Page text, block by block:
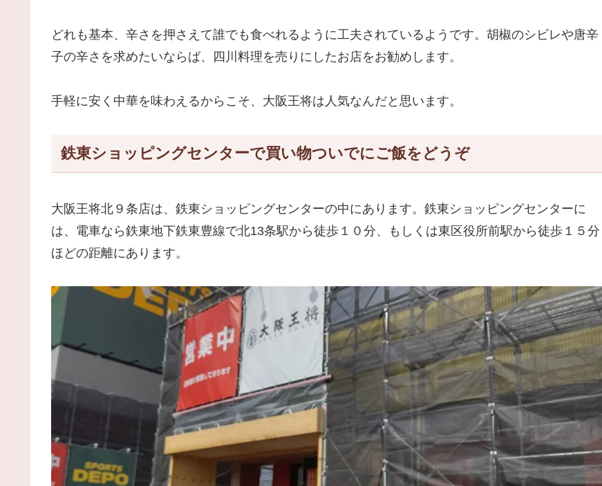
どれも基本、辛さを押さえて誰でも食べれるように工夫されているようです。胡椒のシビレや唐辛
子の辛さを求めたいならば、四川料理を売りにしたお店をお勧めします。
手軽に安く中華を味わえるからこそ、大阪王将は人気なんだと思います。
鉄東ショッピングセンターで買い物ついでにご飯をどうぞ
大阪王将北９条店は、鉄東ショッピングセンターの中にあります。鉄東ショッピングセンターに
は、電車なら鉄東地下鉄東豊線で北13条駅から徒歩１０分、もしくは東区役所前駅から徒歩１５分
ほどの距離にあります。